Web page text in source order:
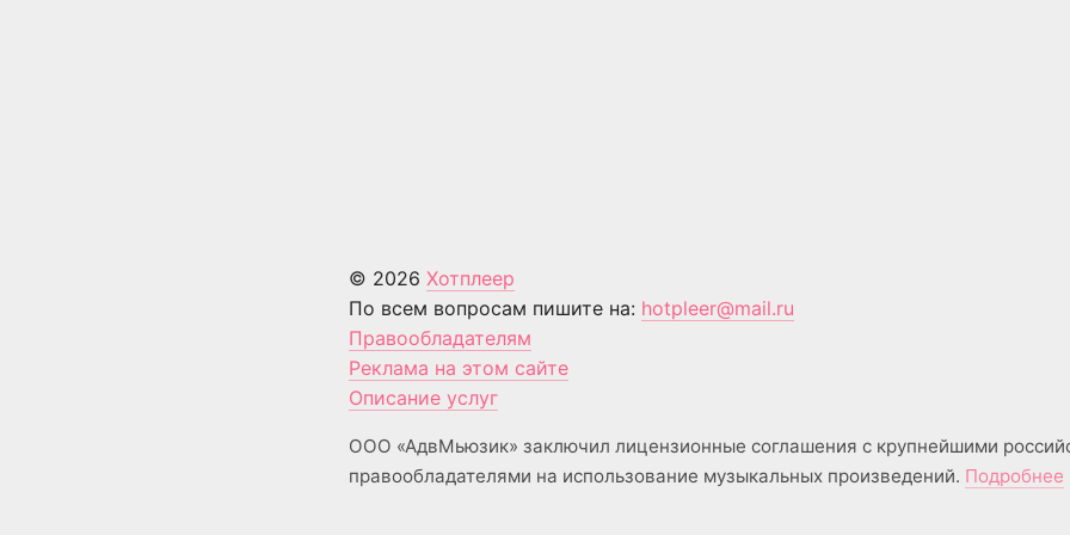
© 2026 Хотплеер
По всем вопросам пишите на: hotpleer@mail.ru
Правообладателям
Реклама на этом сайте
Описание услуг
ООО «АдвМьюзик» заключил лицензионные соглашения с крупнейшими
правообладателями на использование музыкальных произведений. Подробнее